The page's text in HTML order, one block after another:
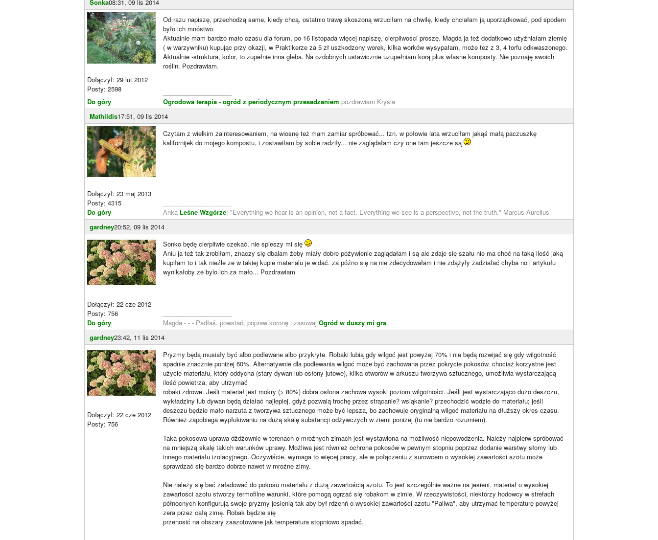
Sonka08:31, 09 lis 2014
Dołączył: 29 lut 2012
Posty: 2598
Do góry
Od razu napiszę, przechodzą same, kiedy chcą, ostatnio trawę skoszoną wrzuciłam na chwilę, kiedy chciałam ją uporządkować, pod spodem
było ich mnóstwo.
Aktualnie mam bardzo mało czasu dla forum, po 16 listopada więcej napiszę, cierpliwości proszę. Magda ja też dodatkowo użyźniałam ziemię
( w warzywniku) kupując przy okazji, w Praktikerze za 5 zł uszkodzony worek, kilka worków wysypałam, może tez z 3, 4 torfu odkwaszonego.
Aktualnie -struktura, kolor, to zupełnie inna gleba. Na ozdobnych ustawicznie uzupełniam korą plus własne komposty. Nie poznaję swoich
roślin. Pozdrawiam.
Ogrodowa terapia - ogród z periodycznym przesadzaniem pozdrawiam Krysia
Mathildis17:51, 09 lis 2014
Dołączył: 23 maj 2013
Posty: 4315
Do góry
Czytam z wielkim zainteresowaniem, na wiosnę też mam zamiar spróbować... tzn. w połowie lata wrzuciłam jakąś małą paczuszkę
kalifornijek do mojego kompostu, i zostawiłam by sobie radziły... nie zaglądałam czy one tam jeszcze są
Anka Leśne Wzgórze; "Everything we hear is an opinion, not a fact. Everything we see is a perspective, not the truth." Marcus Aurelius
gardney20:52, 09 lis 2014
Dołączył: 22 cze 2012
Posty: 756
Do góry
Sonko będę cierpliwie czekać, nie spieszy mi się
Aniu ja też tak zrobiłam, znaczy się dbalam żeby miały dobre pożywienie zaglądałam i są ale zdaje się szału nie ma choć na taką ilość jaką
kupiłam to i tak nieźle ze w takiej kupie materialu je widać. za późno się na nie zdecydowałam i nie zdążyły zadziałać chyba no i artykułu
wynikałoby ze bylo ich za mało... Pozdrawiam
Magda - - - Padłaś, powstań, popraw koronę i zasuwaj Ogród w duszy mi gra
gardney23:42, 11 lis 2014
Dołączył: 22 cze 2012
Posty: 756
Pryzmy będą musiały być albo podlewane albo przykryte. Robaki lubią gdy wilgoć jest powyżej 70% i nie będą rozwijać się gdy wilgotność
spadnie znacznie poniżej 60%. Alternatywnie dla podlewania wilgoć może być zachowana przez pokrycie pokosów. chociaż korzystne jest
użycie materiału, który oddycha (stary dywan lub osłony jutowe), kilka otworów w arkuszu tworzywa sztucznego, umożliwia wystarczającą
ilość powietrza, aby utrzymać
robaki zdrowe. Jeśli materiał jest mokry (> 80%) dobra osłona zachowa wysoki poziom wilgotności. Jeśli jest wystarczająco dużo deszczu,
wykładziny lub dywan będą działać najlepiej, gdyż pozwalą trochę przez strącanie? wsiąkanie? przechodzić wodzie do materiału; jeśli
deszczu będzie mało narzuta z tworzywa sztucznego może być lepsza, bo zachowuje oryginalną wilgoć materiału na dłuższy okres czasu.
Również zapobiega wypłukiwaniu na dużą skalę substancji odżywczych w ziemi poniżej (tu nie bardzo rozumiem).
Taka pokosowa uprawa dżdżownic w terenach o mroźnych zimach jest wystawiona na możliwość niepowodzenia. Należy najpierw spróbować
na mniejszą skalę takich warunków uprawy. Możliwa jest również ochrona pokosów w pewnym stopniu poprzez dodanie warstwy słomy lub
innego materiału izolacyjnego. Oczywiście, wymaga to więcej pracy, ale w połączeniu z surowcem o wysokiej zawartości azotu może
sprawdzać się bardzo dobrze nawet w mroźne zimy.
Nie należy się bać załadować do pokosu materiału z dużą zawartością azotu. To jest szczególnie ważne na jesieni. materiał o wysokiej
zawartości azotu stworzy termofilne warunki, które pomogą ogrzać się robakom w zimie. W rzeczywistości, niektórzy hodowcy w strefach
północnych konfigurują swoje pryzmy jesienią tak aby był rdzenń o wysokiej zawartości azotu "Paliwa", aby utrzymać temperaturę powyżej
zera przez całą zimę. Robak będzie się
przenosić na obszary zaazotowane jak temperatura stopniowo spadać.